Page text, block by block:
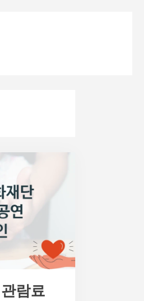
람료